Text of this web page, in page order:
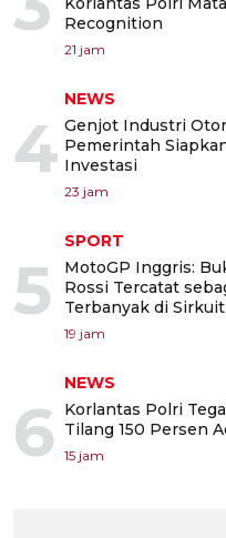
Recognition
21 jam
4
NEWS
Genjot Industri
Pemerintah
Investasi
23 jam
5
SPORT
MotoGP Inggris:
Rossi Tercatat
Terbanyak di
19 jam
6
NEWS
Korlantas Polri
Tilang 150 Persen
15 jam